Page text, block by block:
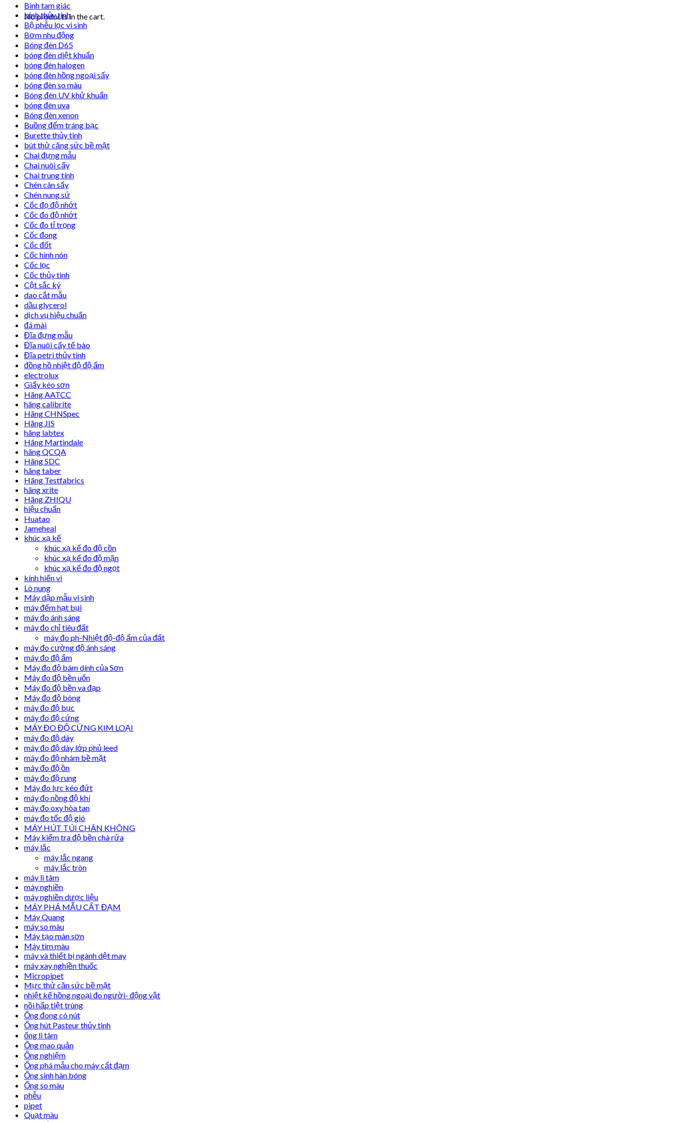
No products in the cart.
Bình tam giác
bình thủy tinh
Bộ phễu lọc vi sinh
Bơm nhu động
Bóng đèn D65
bóng đèn diệt khuẩn
bóng đèn halogen
bóng đèn hồng ngoại sấy
bóng đèn so màu
Bóng đèn UV khử khuẩn
bóng đèn uva
Bóng đèn xenon
Buồng đếm tráng bạc
Burette thủy tinh
bút thử căng sức bề mặt
Chai đựng mẫu
Chai nuôi cấy
Chai trung tính
Chén cân sấy
Chén nung sứ
Cốc đọ độ nhớt
Cốc đo độ nhớt
Cốc đo tỉ trọng
Cốc đong
Cốc đốt
Cốc hình nón
Cốc lọc
Cốc thủy tinh
Cột sắc ký
dao cắt mẫu
dầu glycerol
dịch vụ hiệu chuẩn
đá mài
Đĩa đựng mẫu
Đĩa nuôi cấy tế bào
Đĩa petri thủy tinh
đồng hồ nhiệt độ độ ẩm
electrolux
Giấy kéo sơn
Hãng AATCC
hãng calibrite
Hãng CHNSpec
Hãng JIS
hãng labtex
Hãng Martindale
hãng QCQA
Hãng SDC
hãng taber
Hãng Testfabrics
hãng xrite
Hãng ZHIQU
hiệu chuẩn
Huatao
Jameheal
khúc xạ kế
khúc xạ kế đo độ cồn
khúc xạ kế đo độ mặn
khúc xạ kế đo độ ngọt
kính hiển vi
Lò nung
Máy dập mẫu vi sinh
máy đếm hạt bụi
máy đo ánh sáng
máy đo chỉ tiêu đất
máy đo ph-Nhiệt độ-độ ẩm của đất
máy đo cường độ ánh sáng
máy đo độ ẩm
Máy đo độ bám dính của Sơn
Máy đo độ bền uốn
Máy đo độ bền va đạp
Máy đo độ bóng
máy đo độ bục
máy đo độ cứng
MÁY ĐO ĐỘ CỨNG KIM LOẠI
máy đo độ dày
máy đo độ dày lớp phủ leed
máy đo độ nhám bề mặt
máy đo độ ồn
máy đo độ rung
Máy đo lực kéo đứt
máy đo nồng độ khí
máy đo oxy hòa tan
máy đo tốc độ gió
MÁY HÚT TÚI CHÂN KHÔNG
Máy kiểm tra độ bền chà rửa
máy lắc
máy lắc ngang
máy lắc tròn
máy li tâm
máy nghiền
máy nghiền dược liệu
MÁY PHÁ MẪU CẤT ĐẠM
Máy Quang
máy so màu
Máy tạo màn sơn
Máy tìm màu
máy và thiết bị ngành dệt may
máy xay nghiền thuốc
Micropipet
Mực thử căn sức bề mặt
nhiệt kế hồng ngoại đo người- động vật
nồi hấp tiệt trùng
Ống đong có nút
Ống hút Pasteur thủy tinh
ống li tâm
Ống mao quản
Ống nghiệm
Ống phá mẫu cho máy cất đạm
Ống sinh hàn bóng
Ống so màu
phễu
pipet
Quạt màu